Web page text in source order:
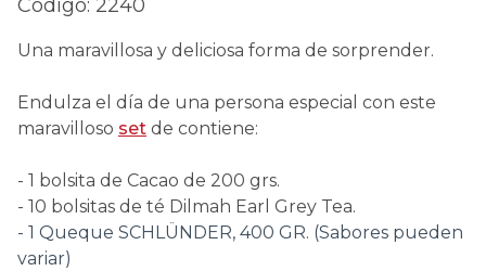
Código: 2240
Una maravillosa y deliciosa forma de sorprender.
Endulza el día de una persona especial con este
maravilloso set de contiene:
- 1 bolsita de Cacao de 200 grs.
- 10 bolsitas de té Dilmah Earl Grey Tea.
- 1 Queque SCHLÜNDER, 400 GR. (Sabores pueden
variar)